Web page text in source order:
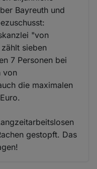
Bayreuth und
"von
sieben
7 Personen bei
von
die maximalen
gestopft. Das